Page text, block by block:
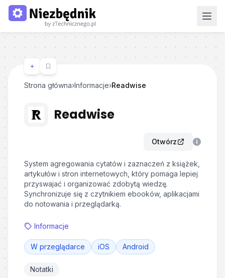
Strona główna›Informacje›Readwise
Readwise
Otwórz i
System agregowania cytatów i zaznaczeń z książek,
artykułów i stron internetowych, który pomaga lepiej
przyswajać i organizować zdobytą wiedzę.
Synchronizuje się z czytnikiem ebooków, aplikacjami
do notowania i przeglądarką.
Informacje
W przeglądarce iOS Android
Notatki